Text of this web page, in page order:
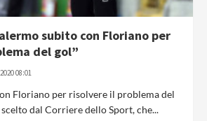
subito con Floriano per
del gol”
08:01
Floriano per risolvere il problema del
dal Corriere dello Sport, che...